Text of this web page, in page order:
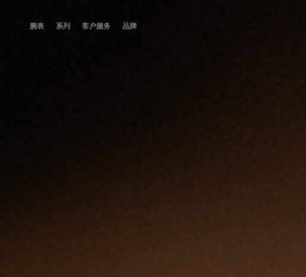
腕表 系列 客户服务 品牌